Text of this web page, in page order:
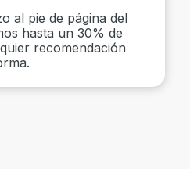
al pie de página del
hasta un 30% de
recomendación